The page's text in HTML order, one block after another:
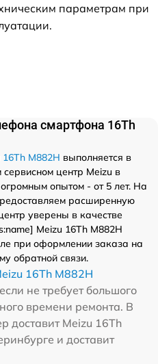
параметрам при
смартфона 16Th
M882H выполняется в
центр Meizu в
опытом - от 5 лет. На
расширенную
уверены в качестве
Meizu 16Th M882H
при оформлении заказа на
обратной связи.
16Th M882H
не требует большого
времени ремонта. В
доставит Meizu 16Th
и доставит